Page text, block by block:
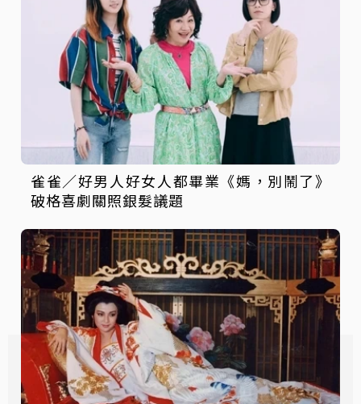
雀雀／好男人好女人都畢業《媽，別鬧了》
破格喜劇關照銀髮議題